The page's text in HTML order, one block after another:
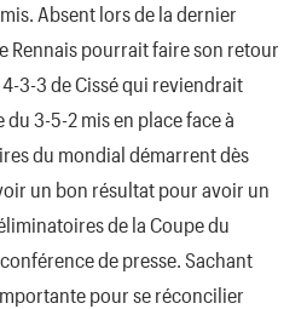
Absent lors de la dernier
Rennais pourrait faire son retour
3-3 de Cissé qui reviendrait
3-5-2 mis en place face à
du mondial démarrent dès
un bon résultat pour avoir un
de la Coupe du
de presse. Sachant
pour se réconcilier